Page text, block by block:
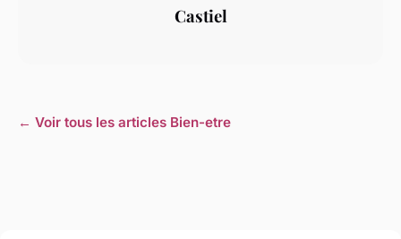
Castiel
← Voir tous les articles Bien-etre